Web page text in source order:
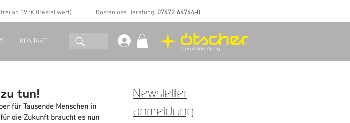
ab 195€ (Bestellwert) Kostenlose Beratung: 07472 64744-0
KONTAKT ...
tun!
für Tausende Menschen in
die Zukunft braucht es nun
Newsletter
anmeldung